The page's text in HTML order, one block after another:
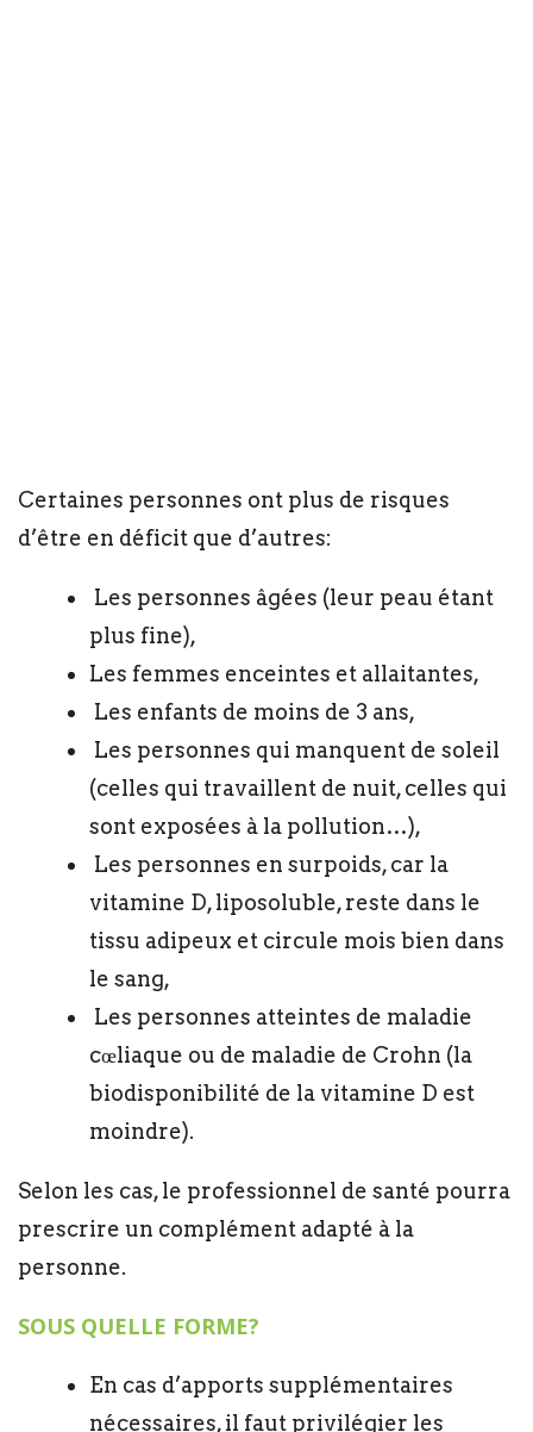
Certaines personnes ont plus de risques
d’être en déficit que d’autres:
Les personnes âgées (leur peau étant
plus fine),
Les femmes enceintes et allaitantes,
Les enfants de moins de 3 ans,
Les personnes qui manquent de soleil
(celles qui travaillent de nuit, celles qui
sont exposées à la pollution…),
Les personnes en surpoids, car la
vitamine D, liposoluble, reste dans le
tissu adipeux et circule mois bien dans
le sang,
Les personnes atteintes de maladie
cœliaque ou de maladie de Crohn (la
biodisponibilité de la vitamine D est
moindre).
Selon les cas, le professionnel de santé pourra
prescrire un complément adapté à la
personne.
SOUS QUELLE FORME?
En cas d’apports supplémentaires
nécessaires, il faut privilégier les